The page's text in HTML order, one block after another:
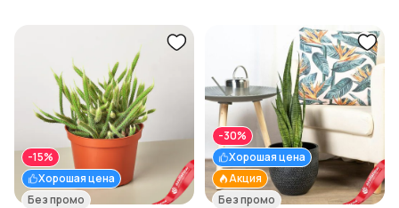
Хорошая цена
-15%
Без промо
Акция
Хорошая цена
-30%
Без промо